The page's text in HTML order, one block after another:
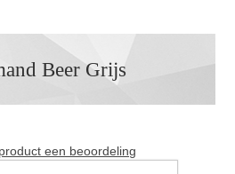
Beer Grijs
een beoordeling